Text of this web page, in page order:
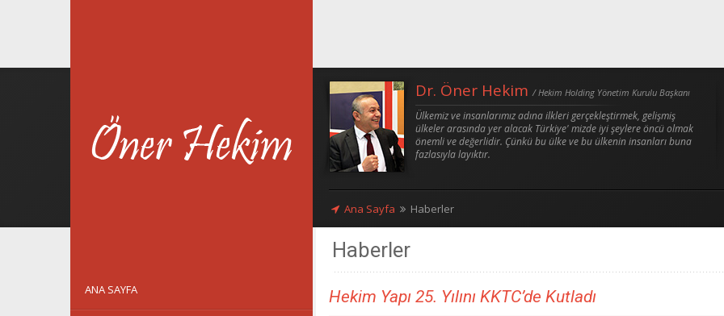
Dr. Öner Hekim/ Hekim Holding Yönetim Kurulu Başkanı
Ülkemiz ve insanlarımız adına ilkleri gerçekleştirmek, gelişmiş
ülkeler arasında yer alacak Türkiye' mizde iyi şeylere öncü olmak
önemli ve değerlidir. Çünkü bu ülke ve bu ülkenin insanları buna
fazlasıyla layıktır.
Ana Sayfa Haberler
Haberler
Hekim Yapı 25. Yılını KKTC’de Kutladı
ANA SAYFA